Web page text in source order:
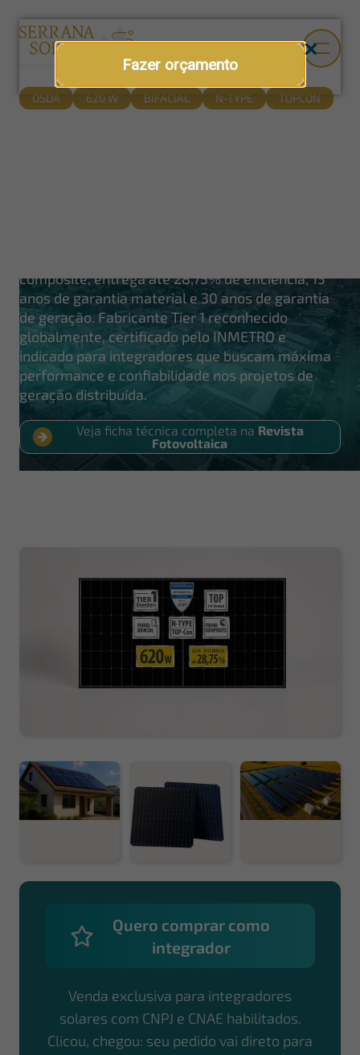
Fazer orçamento
OSDA 620 W BIFACIAL N-TYPE TOPCON
composite, entrega até 28,75% de eficiência, 15
anos de garantia material e 30 anos de garantia
de geração. Fabricante Tier 1 reconhecido
globalmente, certificado pelo INMETRO e
indicado para integradores que buscam máxima
performance e confiabilidade nos projetos de
geração distribuída.
Veja ficha técnica completa na Revista
Fotovoltaica
Quero comprar como
integrador
Venda exclusiva para integradores
solares com CNPJ e CNAE habilitados.
Clicou, chegou: seu pedido vai direto para